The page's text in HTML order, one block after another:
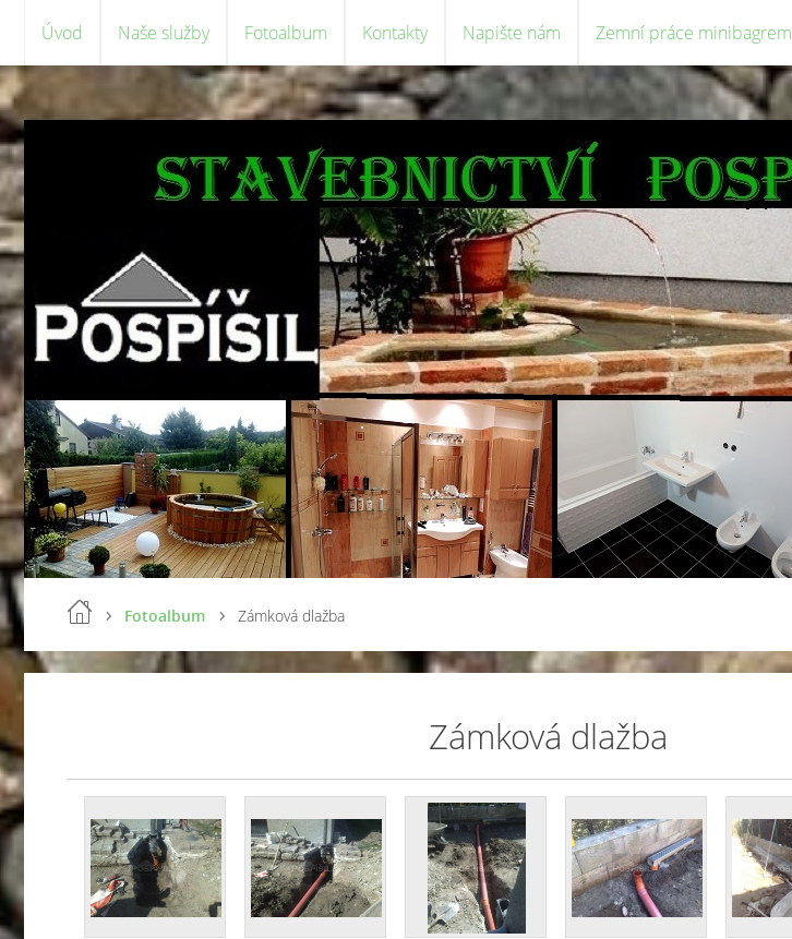
Úvod Naše služby Fotoalbum Kontakty Napište nám Zemní práce minibagrem
Fotoalbum Zámková dlažba
Zámková dlažba